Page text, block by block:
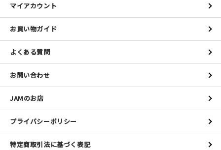
マイアカウント
お買い物ガイド
よくある質問
お問い合わせ
JAMのお店
プライバシーポリシー
特定商取引法に基づく表記